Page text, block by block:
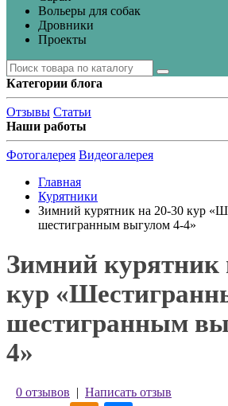
Вольеры для собак
Дровники
Проекты
Категории блога
Отзывы Статьи
Наши работы
Фотогалерея Видеогалерея
Главная
Курятники
Зимний курятник на 20-30 кур
шестигранным выгулом 4-4»
Зимний курятник
кур
шестигранным
4»
0 отзывов | Написать отзыв